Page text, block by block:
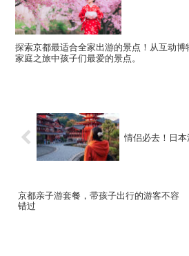
探索京都最适合全家出游的景点！从互动
家庭之旅中孩子们最爱的景点。
情侣必去！日
京都亲子游套餐，带孩子出行的游客不容
错过